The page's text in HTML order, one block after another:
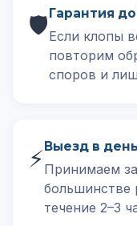
🛡️Гарантия до
Если клопы
повторим
споров и
⚡Выезд в
Принимаем
течение 2–3